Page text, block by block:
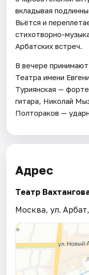
вкладывая
Вьётся и
стихотворно-
Арбатских встреч.
В вечере
Театра имени
Туриянская —
гитара, Николай
Полтораков —
Адрес
Театр
Москва, ул.